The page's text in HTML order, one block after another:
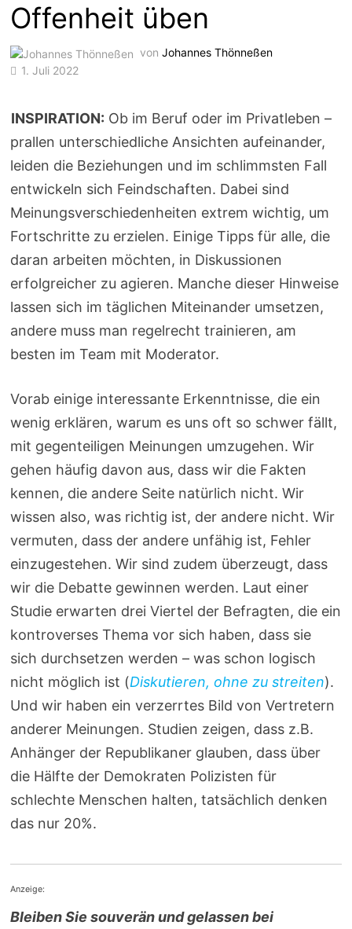
Offenheit üben
vonJohannes Thönneßen
1. Juli 2022
INSPIRATION: Ob im Beruf oder im Privatleben –
prallen unterschiedliche Ansichten aufeinander,
leiden die Beziehungen und im schlimmsten Fall
entwickeln sich Feindschaften. Dabei sind
Meinungsverschiedenheiten extrem wichtig, um
Fortschritte zu erzielen. Einige Tipps für alle, die
daran arbeiten möchten, in Diskussionen
erfolgreicher zu agieren. Manche dieser Hinweise
lassen sich im täglichen Miteinander umsetzen,
andere muss man regelrecht trainieren, am
besten im Team mit Moderator.
Vorab einige interessante Erkenntnisse, die ein
wenig erklären, warum es uns oft so schwer fällt,
mit gegenteiligen Meinungen umzugehen. Wir
gehen häufig davon aus, dass wir die Fakten
kennen, die andere Seite natürlich nicht. Wir
wissen also, was richtig ist, der andere nicht. Wir
vermuten, dass der andere unfähig ist, Fehler
einzugestehen. Wir sind zudem überzeugt, dass
wir die Debatte gewinnen werden. Laut einer
Studie erwarten drei Viertel der Befragten, die ein
kontroverses Thema vor sich haben, dass sie
sich durchsetzen werden – was schon logisch
nicht möglich ist (Diskutieren, ohne zu streiten).
Und wir haben ein verzerrtes Bild von Vertretern
anderer Meinungen. Studien zeigen, dass z.B.
Anhänger der Republikaner glauben, dass über
die Hälfte der Demokraten Polizisten für
schlechte Menschen halten, tatsächlich denken
das nur 20%.
Anzeige:
Bleiben Sie souverän und gelassen bei